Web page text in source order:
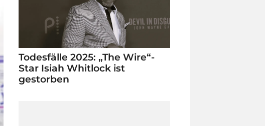
Todesfälle 2025: „The Wire“-
Star Isiah Whitlock ist
gestorben